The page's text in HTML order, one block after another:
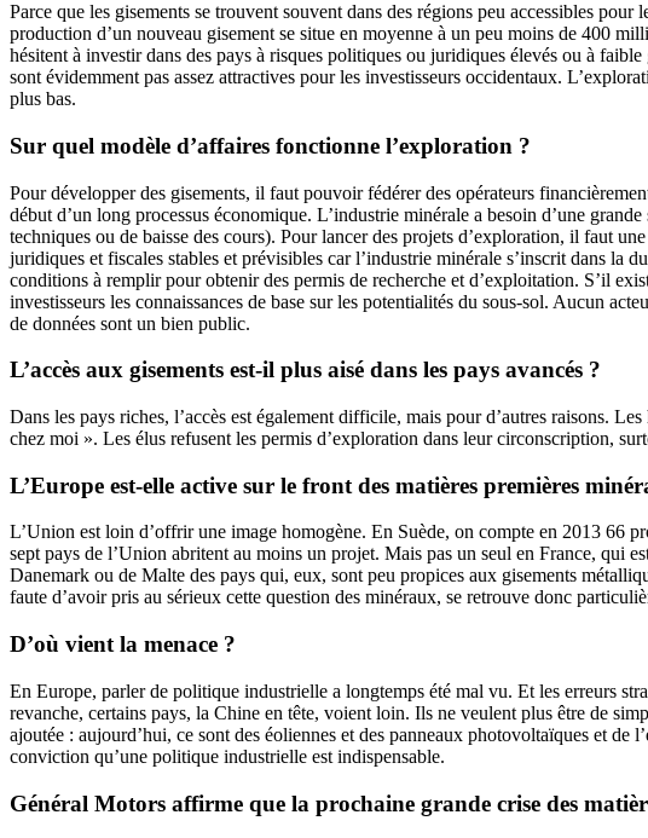
Parce que les gisements se trouvent souvent dans des régions peu accessibles
production d’un nouveau gisement se situe en moyenne à un peu moins de 400
hésitent à investir dans des pays à risques politiques ou juridiques élevés ou à
sont évidemment pas assez attractives pour les investisseurs occidentaux.
plus bas.
Sur quel modèle d’affaires fonctionne l’exploration ?
Pour développer des gisements, il faut pouvoir fédérer des opérateurs
début d’un long processus économique. L’industrie minérale a besoin d’une
techniques ou de baisse des cours). Pour lancer des projets d’exploration, il faut
juridiques et fiscales stables et prévisibles car l’industrie minérale s’inscrit dans la
conditions à remplir pour obtenir des permis de recherche et d’exploitation. S’il
investisseurs les connaissances de base sur les potentialités du sous-sol. Aucun
de données sont un bien public.
L’accès aux gisements est-il plus aisé dans les pays avancés ?
Dans les pays riches, l’accès est également difficile, mais pour d’autres raisons.
chez moi ». Les élus refusent les permis d’exploration dans leur circonscription,
L’Europe est-elle active sur le front des matières premières
L’Union est loin d’offrir une image homogène. En Suède, on compte en 2013 66
sept pays de l’Union abritent au moins un projet. Mais pas un seul en France, qui
Danemark ou de Malte des pays qui, eux, sont peu propices aux gisements
faute d’avoir pris au sérieux cette question des minéraux, se retrouve donc
D’où vient la menace ?
En Europe, parler de politique industrielle a longtemps été mal vu. Et les erreurs
revanche, certains pays, la Chine en tête, voient loin. Ils ne veulent plus être de
ajoutée : aujourd’hui, ce sont des éoliennes et des panneaux photovoltaïques et
conviction qu’une politique industrielle est indispensable.
Général Motors affirme que la prochaine grande crise des